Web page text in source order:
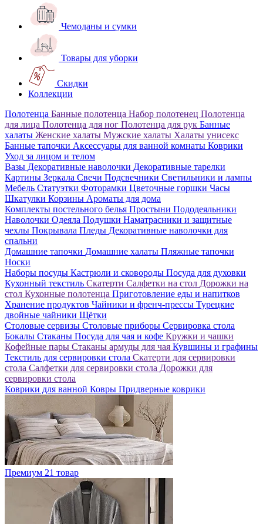
Чемоданы и сумки
Товары для уборки
Скидки
Коллекции
Полотенца Банные полотенца Набор полотенец Полотенца
для лица Полотенца для ног Полотенца для рук Банные
халаты Женские халаты Мужские халаты Халаты унисекс
Банные тапочки Аксессуары для ванной комнаты Коврики
Уход за лицом и телом
Вазы Декоративные наволочки Декоративные тарелки
Картины Зеркала Свечи Подсвечники Светильники и лампы
Мебель Статуэтки Фоторамки Цветочные горшки Часы
Шкатулки Корзины Ароматы для дома
Комплекты постельного белья Простыни Пододеяльники
Наволочки Одеяла Подушки Наматрасники и защитные
чехлы Покрывала Пледы Декоративные наволочки для
спальни
Домашние тапочки Домашние халаты Пляжные тапочки
Носки
Наборы посуды Кастрюли и сковороды Посуда для духовки
Кухонный текстиль Скатерти Салфетки на стол Дорожки на
стол Кухонные полотенца Приготовление еды и напитков
Хранение продуктов Чайники и френч-прессы Турецкие
двойные чайники Щётки
Столовые сервизы Столовые приборы Сервировка стола
Бокалы Стаканы Посуда для чая и кофе Кружки и чашки
Кофейные пары Стаканы армуды для чая Кувшины и графины
Текстиль для сервировки стола Скатерти для сервировки
стола Салфетки для сервировки стола Дорожки для
сервировки стола
Коврики для ванной Ковры Придверные коврики
Премиум 21 товар